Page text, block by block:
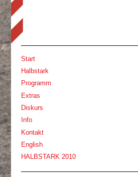
Start
Halbstark
Programm
Extras
Diskurs
Info
Kontakt
English
HALBSTARK 2010